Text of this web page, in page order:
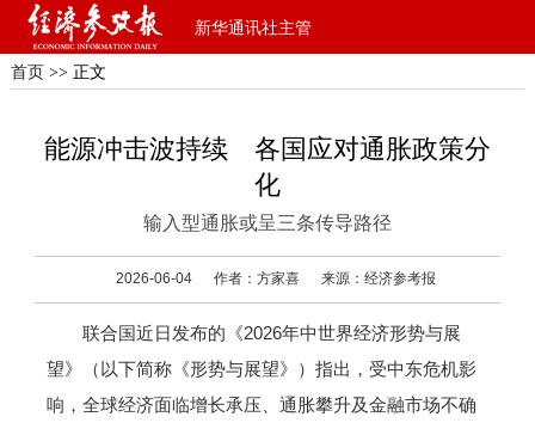
新华通讯社主管
首页 >> 正文
能源冲击波持续 各国应对通胀政策分
化
输入型通胀或呈三条传导路径
2026-06-04 作者：方家喜 来源：经济参考报
联合国近日发布的《2026年中世界经济形势与展
望》（以下简称《形势与展望》）指出，受中东危机影
响，全球经济面临增长承压、通胀攀升及金融市场不确